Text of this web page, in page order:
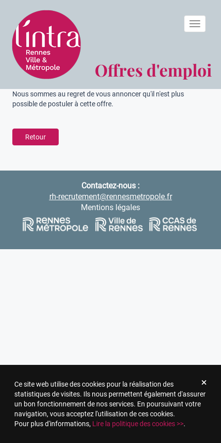
Ce site web utilise des cookies pour la réalisation des
statistiques de visites. Ils nous permettent également d'assurer
un bon fonctionnement de nos services. En poursuivant votre
navigation, vous acceptez l'utilisation de ces cookies.
Pour plus d'informations, Lire la politique des cookies >>.
Offres d'emploi
Toggle
Nous sommes au regret de vous annoncer qu'il n'est plus
possible de postuler à cette offre.
Retour
Contactez-nous :
rh-recrutement@rennesmetropole.fr
Mentions légales